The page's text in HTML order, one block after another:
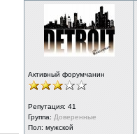
Активный форумчанин
Репутация: 41
Группа: Доверенные
Пол: мужской